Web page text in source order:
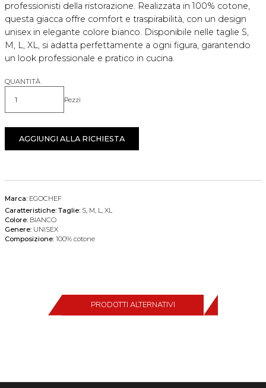
professionisti della ristorazione. Realizzata in 100% cotone,
questa giacca offre comfort e traspirabilità, con un design
unisex in elegante colore bianco. Disponibile nelle taglie S,
M, L, XL, si adatta perfettamente a ogni figura, garantendo
un look professionale e pratico in cucina.
QUANTITÀ
Quantità Pezzi
AGGIUNGI ALLA RICHIESTA
Marca: EGOCHEF
Caratteristiche: Taglie: S, M, L, XL
Colore: BIANCO
Genere: UNISEX
Composizione: 100% cotone
PRODOTTI ALTERNATIVI